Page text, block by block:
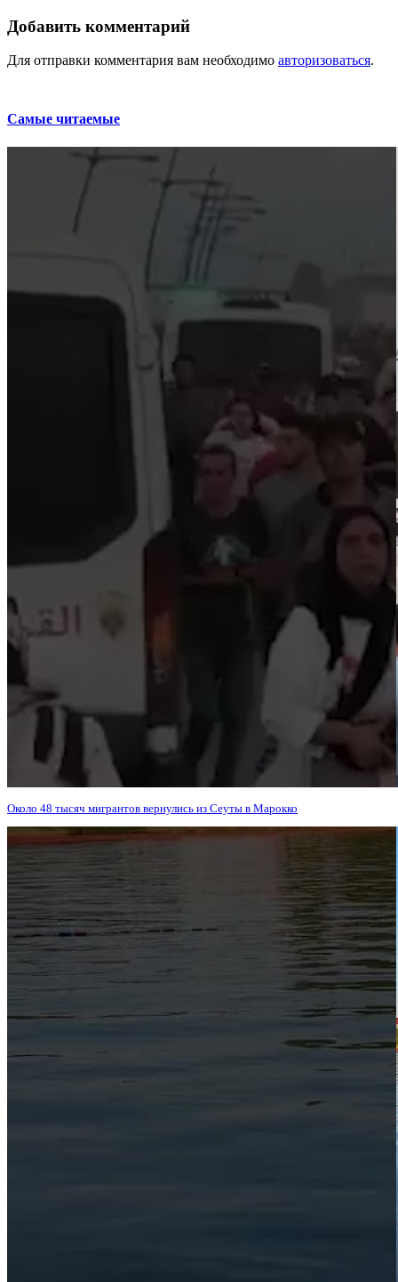
Добавить комментарий
Для отправки комментария вам необходимо авторизоваться.
Самые читаемые
Около 48 тысяч мигрантов вернулись из Сеуты в Марокко